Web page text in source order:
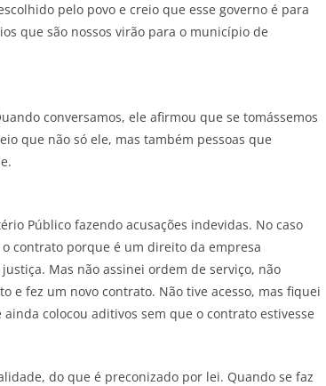
pelo povo e creio que esse governo é para
que são nossos virão para o município de
conversamos, ele afirmou que se tomássemos
que não só ele, mas também pessoas que
Público fazendo acusações indevidas. No caso
contrato porque é um direito da empresa
Mas não assinei ordem de serviço, não
e fez um novo contrato. Não tive acesso, mas fiquei
colocou aditivos sem que o contrato estivesse
do que é preconizado por lei. Quando se faz